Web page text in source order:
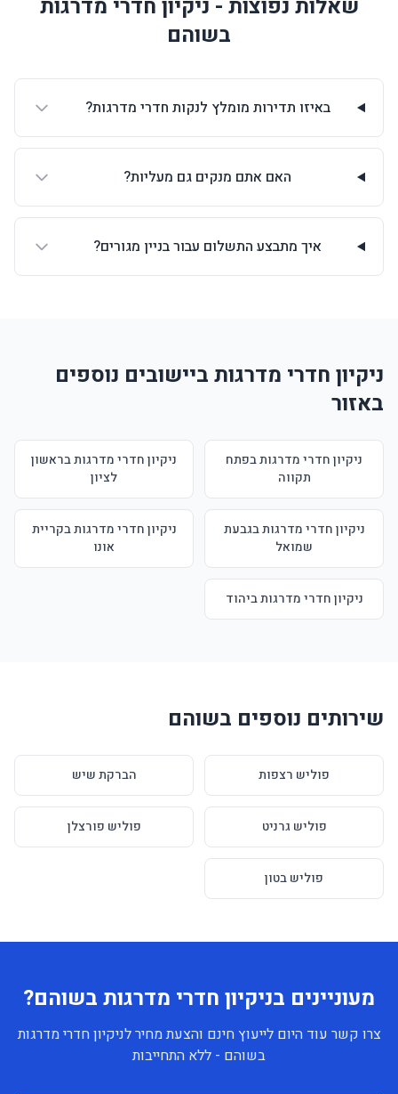
שאלות נפוצות - ניקיון חדרי מדרגות
בשוהם
באיזו תדירות מומלץ לנקות חדרי מדרגות?
האם אתם מנקים גם מעליות?
איך מתבצע התשלום עבור בניין מגורים?
ניקיון חדרי מדרגות ביישובים נוספים
באזור
ניקיון חדרי מדרגות בפתח
תקווה
ניקיון חדרי מדרגות בראשון
לציון
ניקיון חדרי מדרגות בגבעת
שמואל
ניקיון חדרי מדרגות בקריית
אונו
ניקיון חדרי מדרגות ביהוד
שירותים נוספים בשוהם
פוליש רצפות הברקת שיש
פוליש גרניט פוליש פורצלן
פוליש בטון
מעוניינים בניקיון חדרי מדרגות בשוהם?
צרו קשר עוד היום לייעוץ חינם והצעת מחיר לניקיון חדרי מדרגות
בשוהם - ללא התחייבות